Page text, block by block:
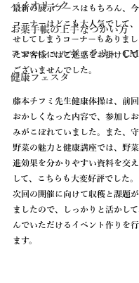
バイオリンク
お薬手帳の上手なつかい方
コマーシャルギャラリー CM
健康フェスタ
最新の展示ブースはもちろん、
コーナーはどこも大人気でして
せしてしまうコーナーもありま
たお客様にはご迷惑をお掛けし
ございませんでした。
藤本チフミ先生健康体操は、前
おかしくなった内容で、参加し
みがこぼれていました。また、
野菜の魅力と健康講座では、野
進効果を分かりやすい資料を交
して、こちらも大変好評でした
次回の開催に向けて収穫と課題
ましたので、しっかりと活かし
んでいただけるイベント作りを
ます。